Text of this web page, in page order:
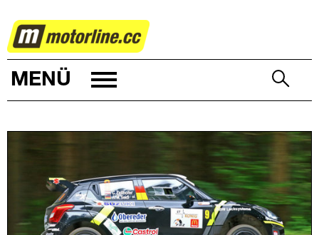
RALLYE
MENÜ